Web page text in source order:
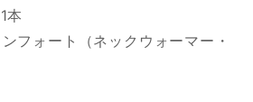
本
フォート（ネックウォーマー・